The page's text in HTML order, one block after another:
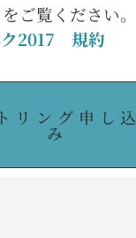
ご覧ください。
ク2017 規約
リング申し込
み